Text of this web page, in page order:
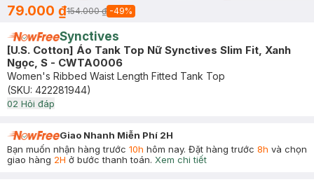
79.000 ₫154.000 ₫ -49%
Synctives
[U.S. Cotton] Áo Tank Top Nữ Synctives Slim Fit, Xanh
Ngọc, S - CWTA0006
Women's Ribbed Waist Length Fitted Tank Top
(SKU: 422281944)
02 Hỏi đáp
Giao Nhanh Miễn Phí 2H
Bạn muốn nhận hàng trước 10h hôm nay. Đặt hàng trước 8h và chọn
giao hàng 2H ở bước thanh toán. Xem chi tiết